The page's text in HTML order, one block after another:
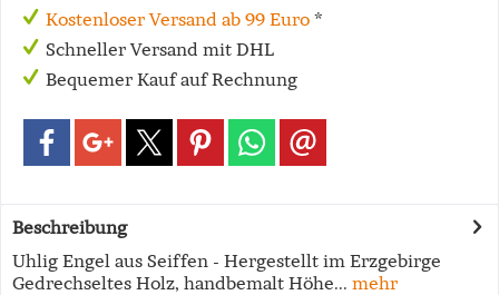
Kostenloser Versand ab 99 Euro *
Schneller Versand mit DHL
Bequemer Kauf auf Rechnung
Beschreibung
Uhlig Engel aus Seiffen - Hergestellt im Erzgebirge
Gedrechseltes Holz, handbemalt Höhe... mehr